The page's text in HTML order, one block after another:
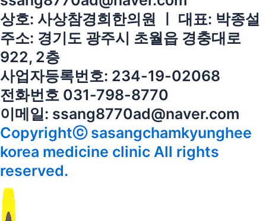
상호: 사상참경희한의원 ㅣ 대표: 박종설
주소: 경기도 광주시 초월읍 경충대로
922, 2층
사업자등록번호: 234-19-02068
전화번호 031-798-8770
이메일: ssang8770ad@naver.com
Copyrightⓒ sasangchamkyunghee
korea medicine clinic All rights
reserved.